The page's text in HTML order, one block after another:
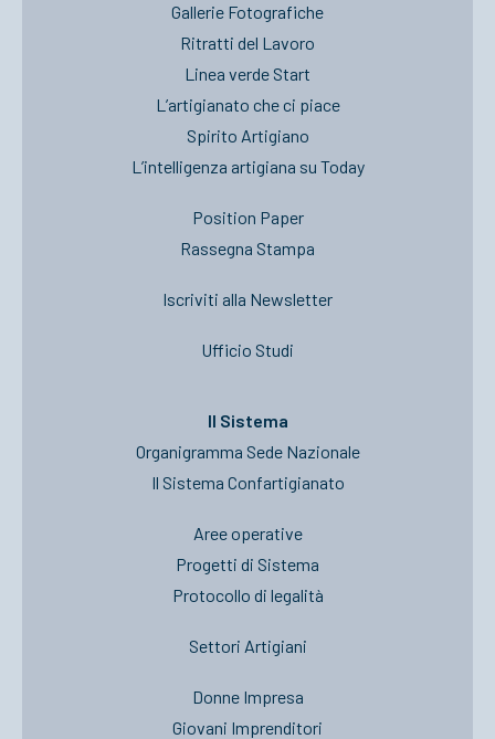
Gallerie Fotografiche
Ritratti del Lavoro
Linea verde Start
L’artigianato che ci piace
Spirito Artigiano
L’intelligenza artigiana su Today
Position Paper
Rassegna Stampa
Iscriviti alla Newsletter
Ufficio Studi
Il Sistema
Organigramma Sede Nazionale
Il Sistema Confartigianato
Aree operative
Progetti di Sistema
Protocollo di legalità
Settori Artigiani
Donne Impresa
Giovani Imprenditori